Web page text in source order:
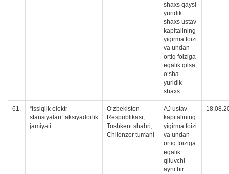
shaxs qaysi
yuridik
shaxs ustav
kapitalining
yigirma foizi
va undan
ortiq foiziga
egalik qilsa,
oʻsha
yuridik
shaxs
61.
“Issiqlik elеktr
stansiyalari” aksiyadorlik
jamiyati
O‘zbekiston
Respublikasi,
Toshkent shahri,
Chilonzor tumani
AJ ustav
kapitalining
yigirma foizi
va undan
ortiq foiziga
egalik
qiluvchi
ayni bir